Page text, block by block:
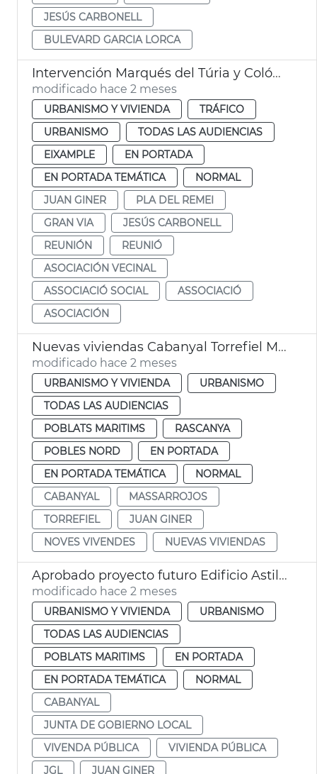
JESÚS CARBONELL
BULEVARD GARCIA LORCA
Intervención Marqués del Túria y Colón València
modificado hace 2 meses
URBANISMO Y VIVIENDA
TRÁFICO
URBANISMO
TODAS LAS AUDIENCIAS
EIXAMPLE
EN PORTADA
EN PORTADA TEMÁTICA
NORMAL
JUAN GINER
PLA DEL REMEI
GRAN VIA
JESÚS CARBONELL
REUNIÓN
REUNIÓ
ASOCIACIÓN VECINAL
ASSOCIACIÓ SOCIAL
ASSOCIACIÓ
ASOCIACIÓN
Nuevas viviendas Cabanyal Torrefiel Massrrojos València
modificado hace 2 meses
URBANISMO Y VIVIENDA
URBANISMO
TODAS LAS AUDIENCIAS
POBLATS MARITIMS
RASCANYA
POBLES NORD
EN PORTADA
EN PORTADA TEMÁTICA
NORMAL
CABANYAL
MASSARROJOS
TORREFIEL
JUAN GINER
NOVES VIVENDES
NUEVAS VIVIENDAS
Aprobado proyecto futuro Edificio Astilleros Cabañal València
modificado hace 2 meses
URBANISMO Y VIVIENDA
URBANISMO
TODAS LAS AUDIENCIAS
POBLATS MARITIMS
EN PORTADA
EN PORTADA TEMÁTICA
NORMAL
CABANYAL
JUNTA DE GOBIERNO LOCAL
VIVENDA PÚBLICA
VIVIENDA PÚBLICA
JGL
JUAN GINER